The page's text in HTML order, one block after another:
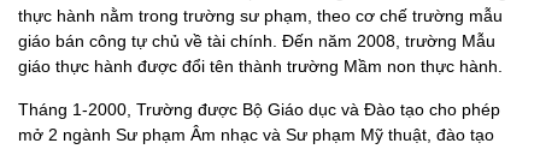
thực hành nằm trong trường sư phạm, theo cơ chế trường mẫu
giáo bán công tự chủ về tài chính. Đến năm 2008, trường Mẫu
giáo thực hành được đổi tên thành trường Mầm non thực hành.
Tháng 1-2000, Trường được Bộ Giáo dục và Đào tạo cho phép
mở 2 ngành Sư phạm Âm nhạc và Sư phạm Mỹ thuật, đào tạo